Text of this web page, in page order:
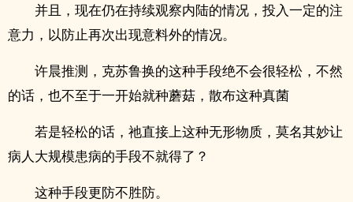
并且，现在仍在持续观察内陆的情况，投入一定的注
意力，以防止再次出现意料外的情况。
许晨推测，克苏鲁换的这种手段绝不会很轻松，不然
的话，也不至于一开始就种蘑菇，散布这种真菌
若是轻松的话，祂直接上这种无形物质，莫名其妙让
病人大规模患病的手段不就得了？
这种手段更防不胜防。